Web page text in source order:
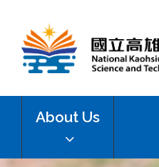
雄
About Us